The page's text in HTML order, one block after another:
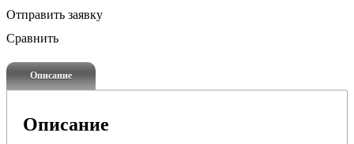
Отправить заявку
Сравнить
Описание
Описание